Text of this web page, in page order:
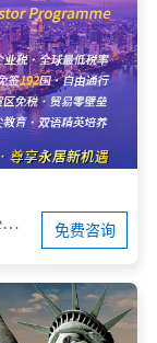
新加坡全球商业投资者计划（GlobalInvestorProgram，简称GIP） 免费咨询